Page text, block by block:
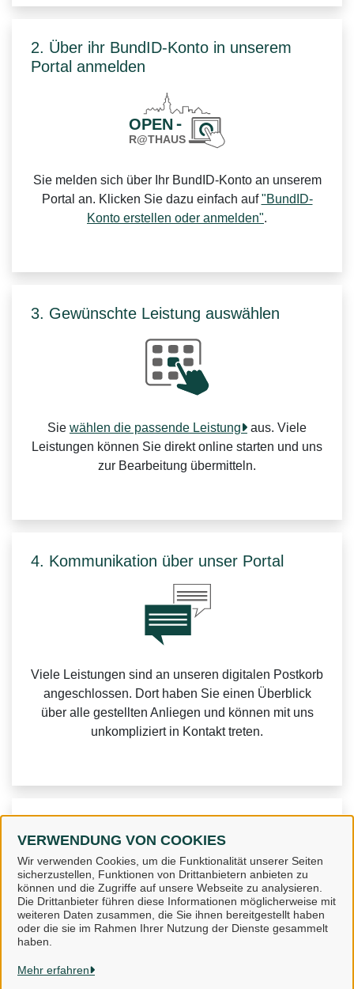
VERWENDUNG VON COOKIES
Wir verwenden Cookies, um die Funktionalität unserer Seiten
sicherzustellen, Funktionen von Drittanbietern anbieten zu
können und die Zugriffe auf unsere Webseite zu analysieren.
Die Drittanbieter führen diese Informationen möglicherweise mit
weiteren Daten zusammen, die Sie ihnen bereitgestellt haben
oder die sie im Rahmen Ihrer Nutzung der Dienste gesammelt
haben.
Mehr erfahren
2. Über ihr BundID-Konto in unserem
Portal anmelden
Sie melden sich über Ihr BundID-Konto an unserem
Portal an. Klicken Sie dazu einfach auf"BundID-
Konto erstellen oder anmelden".
3. Gewünschte Leistung auswählen
Sie wählen die passende Leistung
aus. Viele
Leistungen können Sie direkt online starten und uns
zur Bearbeitung übermitteln.
4. Kommunikation über unser Portal
Viele Leistungen sind an unseren digitalen Postkorb
angeschlossen. Dort haben Sie einen Überblick
über alle gestellten Anliegen und können mit uns
unkompliziert in Kontakt treten.
FAQ-Seite des Bundes.
Landkreis Osnabrück
Alle Rechte vorbehalten